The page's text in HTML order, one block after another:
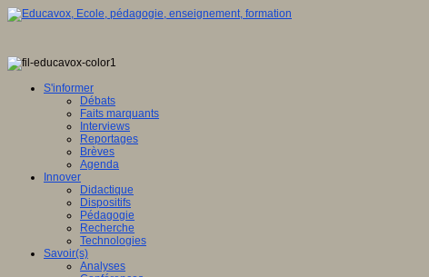
S'informer
Débats
Faits marquants
Interviews
Reportages
Brèves
Agenda
Innover
Didactique
Dispositifs
Pédagogie
Recherche
Technologies
Savoir(s)
Analyses